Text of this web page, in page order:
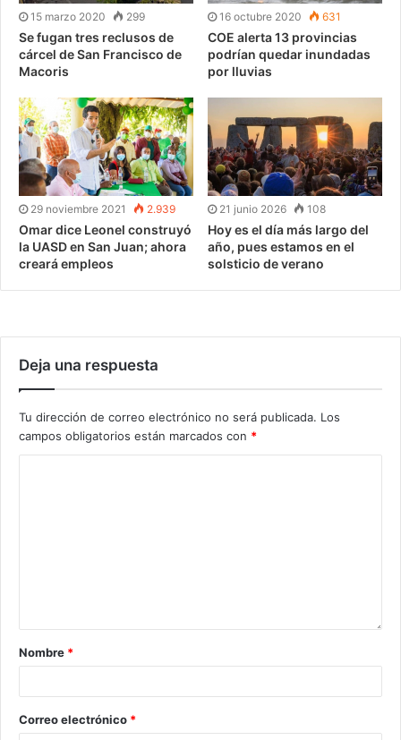
15 marzo 2020 299
Se fugan tres reclusos de
cárcel de San Francisco de
Macoris
16 octubre 2020 631
COE alerta 13 provincias
podrían quedar inundadas
por lluvias
29 noviembre 2021 2.939
Omar dice Leonel construyó
la UASD en San Juan; ahora
creará empleos
21 junio 2026 108
Hoy es el día más largo del
año, pues estamos en el
solsticio de verano
Deja una respuesta
Tu dirección de correo electrónico no será publicada. Los
campos obligatorios están marcados con *
Nombre *
Correo electrónico *